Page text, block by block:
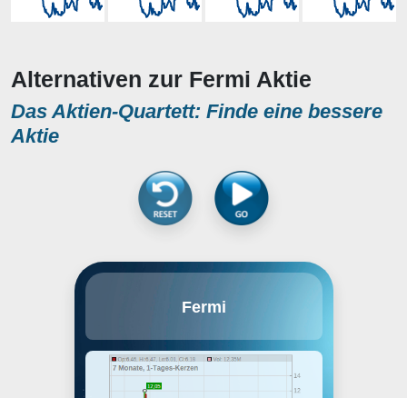
Alternativen zur Fermi Aktie
Das Aktien-Quartett: Finde eine bessere
Aktie
Fermi